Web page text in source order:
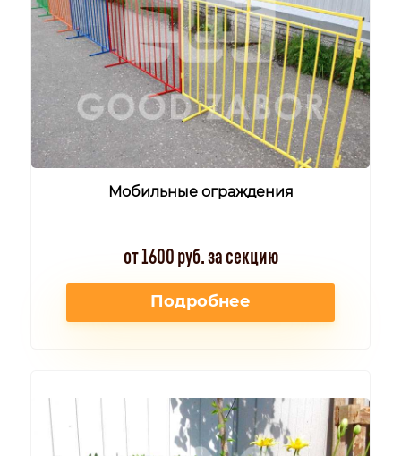
Мобильные ограждения
от 1600 руб. за секцию
Подробнее